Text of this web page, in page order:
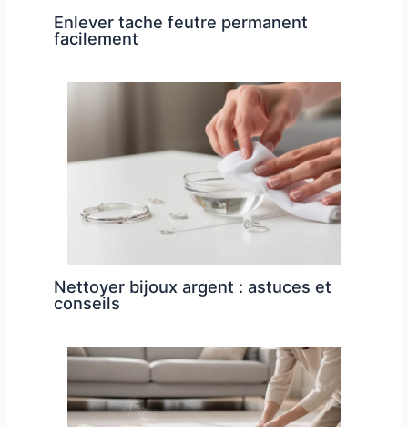
Enlever tache feutre permanent
facilement
Nettoyer bijoux argent : astuces et
conseils